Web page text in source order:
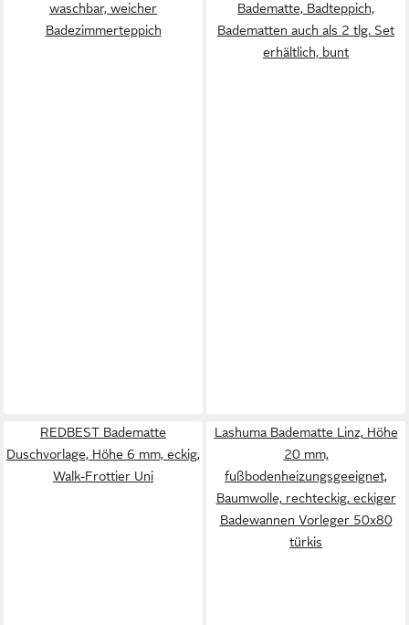
waschbar, weicher
Badezimmerteppich
Badematte, Badteppich,
Badematten auch als 2 tlg. Set
erhältlich, bunt
REDBEST Badematte
Duschvorlage, Höhe 6 mm, eckig,
Walk-Frottier Uni
Lashuma Badematte Linz, Höhe
20 mm,
fußbodenheizungsgeeignet,
Baumwolle, rechteckig, eckiger
Badewannen Vorleger 50x80
türkis